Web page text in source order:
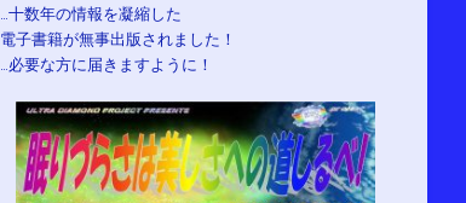
…十数年の情報を凝縮した
電子書籍が無事出版されました！
…必要な方に届きますように！